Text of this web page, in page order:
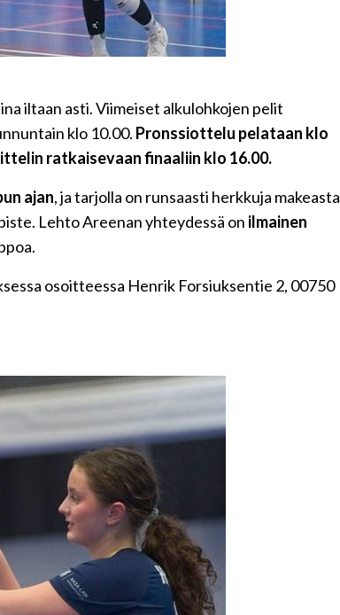
iltaan asti. Viimeiset alkulohkojen pelit
klo 10.00. Pronssiottelu pelataan klo
ratkaisevaan finaaliin klo 16.00.
ajan, ja tarjolla on runsaasti herkkuja makeasta
Lehto Areenan yhteydessä on ilmainen
osoitteessa Henrik Forsiuksentie 2, 00750